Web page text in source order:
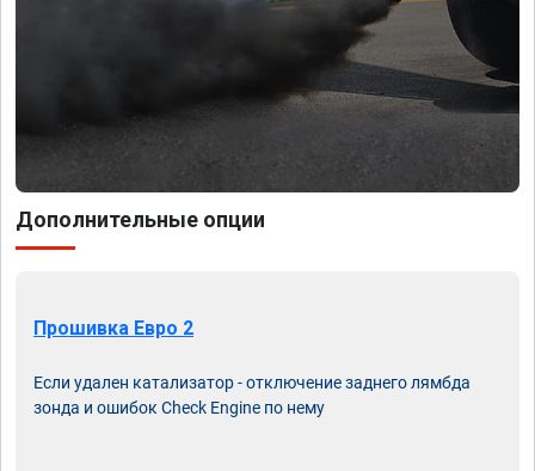
Дополнительные опции
Прошивка Евро 2
Если удален катализатор - отключение заднего лямбда
зонда и ошибок Check Engine по нему